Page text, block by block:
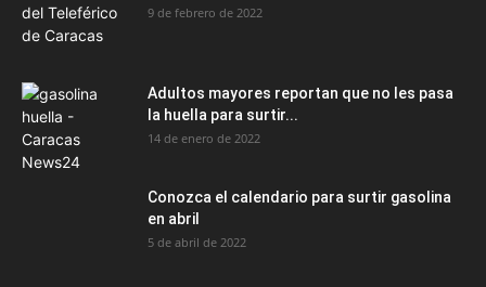
9 de febrero de 2022
Adultos mayores reportan que no les pasa
la huella para surtir...
14 de enero de 2022
Conozca el calendario para surtir gasolina
en abril
5 de abril de 2022